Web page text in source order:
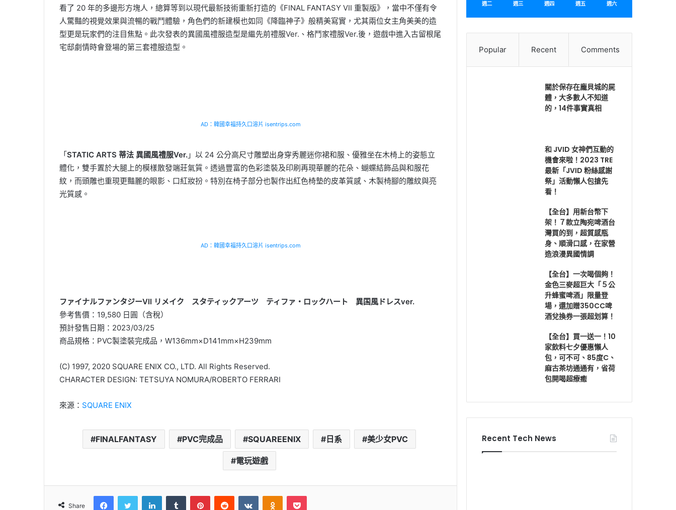
看了 20 年的多邊形方塊人，總算等到以現代最新技術重新打造的《FINAL FANTASY VII 重製版》，當中不僅有令
人驚豔的視覺效果與流暢的戰鬥體驗，角色們的新建模也如同《降臨神子》般精美寫實，尤其兩位女主角美美的造
型更是玩家們的注目焦點。此次發表的異國風禮服造型是繼先前禮服Ver.、格鬥家禮服Ver.後，遊戲中進入古留根尾
宅邸劇情時會登場的第三套禮服造型。
AD：韓國幸福持久口溶片 isentrips.com
「STATIC ARTS 蒂法 異國風禮服Ver. 」以 24 公分高尺寸雕塑出身穿秀麗迷你裙和服、優雅坐在木椅上的姿態立
體化，雙手置於大腿上的模樣散發端莊氣質。透過豐富的色彩塗裝及印刷再現華麗的花朵、蝴蝶結飾品與和服花
紋，而頭雕也重現更豔麗的眼影、口紅妝扮。特別在椅子部分也製作出紅色椅墊的皮革質感、木製椅腳的雕紋與亮
光質感。
AD：韓國幸福持久口溶片 isentrips.com
ファイナルファンタジーVII リメイク スタティックアーツ ティファ・ロックハート 異国風ドレスver.
參考售價：19,580 日圓（含稅）
預計發售日期：2023/03/25
商品規格：PVC製塗裝完成品，W136mm×D141mm×H239mm
(C) 1997, 2020 SQUARE ENIX CO., LTD. All Rights Reserved.
CHARACTER DESIGN: TETSUYA NOMURA/ROBERTO FERRARI
來源： SQUARE ENIX
FINALFANTASY PVC完成品 SQUAREENIX 日系 美少女PVC
電玩遊戲
Share
週二 週三 週四 週五 週六
Popular Recent Comments
關於保存在龐貝城的屍
體，大多數人不知道
的，14件事實真相
和 JVID 女神們互動的
機會來啦！2023 TRE
最新「JVID 粉絲感謝
祭」活動懶人包搶先
看！
【全台】用新台幣下
架！７款立陶宛啤酒台
灣買的到，超質感瓶
身、順滑口感，在家營
造浪漫異國情調
【全台】一次喝個夠！
金色三麥超巨大「５公
升蜂蜜啤酒」限量登
場，還加贈350CC啤
酒兌換券一張超划算！
【全台】買一送一！10
家飲料七夕優惠懶人
包，可不可、85度C、
麻古茶坊通通有，省荷
包開喝超療癒
Recent Tech News